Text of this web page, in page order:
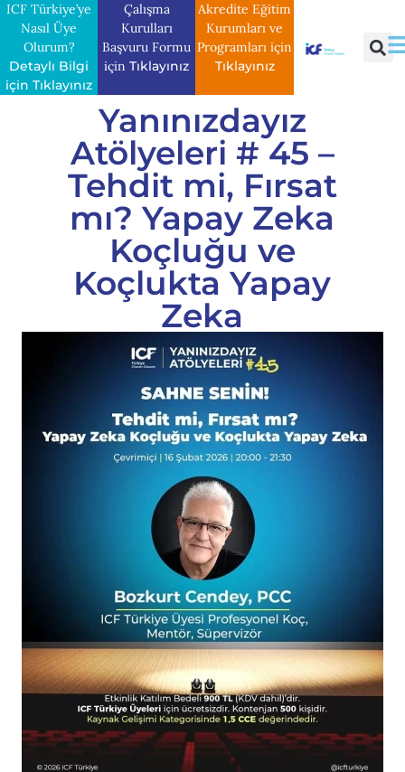
ICF Türkiye’ye
Nasıl Üye
Olurum?
Detaylı Bilgi
için Tıklayınız
Çalışma
Kurulları
Başvuru Formu
içinTıklayınız
Akredite Eğitim
Kurumları ve
Programları için
Tıklayınız
Yanınızdayız
Atölyeleri # 45 –
Tehdit mi, Fırsat
mı? Yapay Zeka
Koçluğu ve
Koçlukta Yapay
Zeka